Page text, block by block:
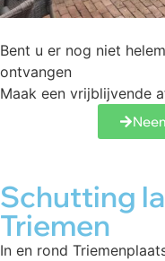
Bent u er nog niet
ontvangen
Maak een vrijblijvende
Schutting
Triemen
In en rond